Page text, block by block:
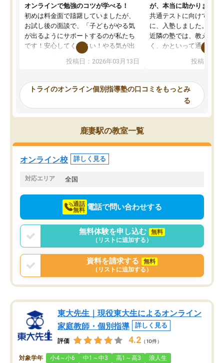
オンラインで勉強のコツが学べる！
初めは料金面で躊躇していましたが、
お試し後の面談で、「子どもがやる気
が出るようにサポートするのが私たち
です！安心してください！やる気が出
ないのは私たち講師の責任です」と言
ってくださり、確かに！と考えて、思
ったんですが、学生の先生から学ぶこ
み、徐々に成績が上がったらいいなと
思っていました。何が今足りないのか
を的確に指導いただき、子どももびっ
くりするほど楽しんでやる気を持って
塾を受けています。狙い通り、少しず
つ成績も上がり、苦手意識も無くなっ
てきたので、さらに苦手な数学も追加
でお願いしました。来年の高校受験に
投稿日：2026年03月13日
が、本当に助かりました
共通テストに向けての追
に、入塾しました。田舎
近隣の塾では、教えても
く、かといって通うには
可能なので本当に助か
らないところをピンポイ
頂いて、とてもわかり
していました。一生を
スト、多少お金がかかっ
投稿日：
トライのオンライン個別指導塾の口コミをもっとみ
る
鹿妻駅の教室一覧
オンライン校 詳しく見る
対応エリア 全国
通話
無料 電話で問い合わせする
無料体験を申し込む
無料
（リストに追加する）
資料を請求する
無料
（リストに追加する）
東大先生｜現役東大生によるオンライン
家庭教師・個別指導
詳しく見る
評価 4.2 （10件）
対象学年 小4～小6 中1～中3 高1～高3 浪人生